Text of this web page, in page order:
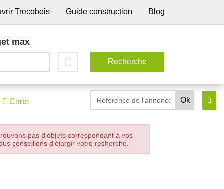
Trecobois Guide construction Blog
max
Carte
pas d'objets correspondant à vos
conseillons d'élargir votre recherche.